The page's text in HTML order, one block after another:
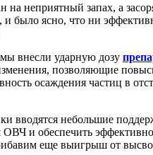
неприятный запах, а
и было ясно, что ни
внесли ударную дозу
позволяющие
осаждения частиц в
вводятся небольшие
и обеспечить
еще выигрыш от